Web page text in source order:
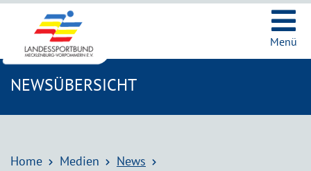
Menü
NEWSÜBERSICHT
Home Medien
News